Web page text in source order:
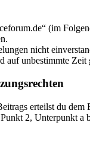
(im
nicht
auf unbestimmte Zeit
erteilst du
2, Unterpunkt a